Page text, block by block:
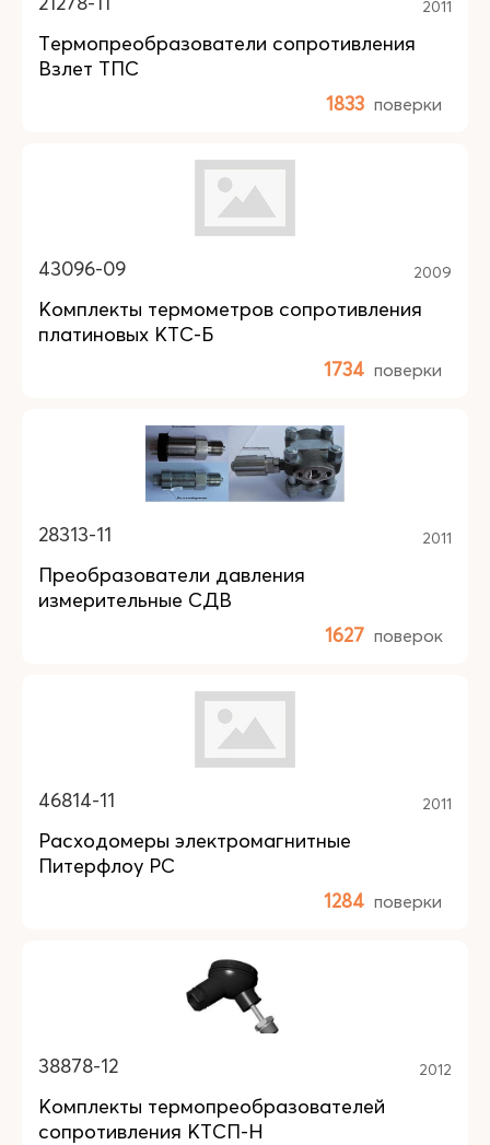
2011
Термопреобразователи сопротивления
Взлет ТПС
1833 поверки
43096-09 2009
Комплекты термометров сопротивления
платиновых КТС-Б
1734 поверки
28313-11 2011
Преобразователи давления
измерительные СДВ
1627 поверок
46814-11 2011
Расходомеры электромагнитные
Питерфлоу РС
1284 поверки
38878-12 2012
Комплекты термопреобразователей
сопротивления КТСП-Н